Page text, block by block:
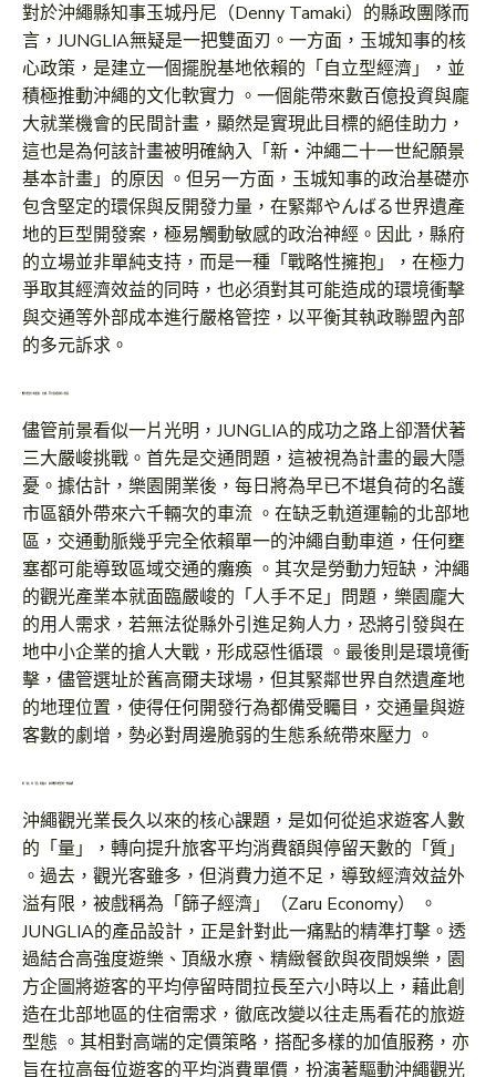
對於沖繩縣知事玉城丹尼（Denny Tamaki）的縣政團隊而
言，JUNGLIA無疑是一把雙面刃。一方面，玉城知事的核
心政策，是建立一個擺脫基地依賴的「自立型經濟」，並
積極推動沖繩的文化軟實力 。一個能帶來數百億投資與龐
大就業機會的民間計畫，顯然是實現此目標的絕佳助力，
這也是為何該計畫被明確納入「新・沖繩二十一世紀願景
基本計畫」的原因 。但另一方面，玉城知事的政治基礎亦
包含堅定的環保與反開發力量，在緊鄰やんばる世界遺產
地的巨型開發案，極易觸動敏感的政治神經。因此，縣府
的立場並非單純支持，而是一種「戰略性擁抱」，在極力
爭取其經濟效益的同時，也必須對其可能造成的環境衝擊
與交通等外部成本進行嚴格管控，以平衡其執政聯盟內部
的多元訴求。
觀光榮景下的陰影：交通、勞力與環境的三重奏
儘管前景看似一片光明，JUNGLIA的成功之路上卻潛伏著
三大嚴峻挑戰。首先是交通問題，這被視為計畫的最大隱
憂。據估計，樂園開業後，每日將為早已不堪負荷的名護
市區額外帶來六千輛次的車流 。在缺乏軌道運輸的北部地
區，交通動脈幾乎完全依賴單一的沖繩自動車道，任何壅
塞都可能導致區域交通的癱瘓 。其次是勞動力短缺，沖繩
的觀光產業本就面臨嚴峻的「人手不足」問題，樂園龐大
的用人需求，若無法從縣外引進足夠人力，恐將引發與在
地中小企業的搶人大戰，形成惡性循環 。最後則是環境衝
擊，儘管選址於舊高爾夫球場，但其緊鄰世界自然遺產地
的地理位置，使得任何開發行為都備受矚目，交通量與遊
客數的劇增，勢必對周邊脆弱的生態系統帶來壓力 。
從「量」到「質」的隘口：琉球觀光轉型的一劑猛藥
沖繩觀光業長久以來的核心課題，是如何從追求遊客人數
的「量」，轉向提升旅客平均消費額與停留天數的「質」
。過去，觀光客雖多，但消費力道不足，導致經濟效益外
溢有限，被戲稱為「篩子經濟」（Zaru Economy） 。
JUNGLIA的產品設計，正是針對此一痛點的精準打擊。透
過結合高強度遊樂、頂級水療、精緻餐飲與夜間娛樂，園
方企圖將遊客的平均停留時間拉長至六小時以上，藉此創
造在北部地區的住宿需求，徹底改變以往走馬看花的旅遊
型態 。其相對高端的定價策略，搭配多樣的加值服務，亦
旨在拉高每位遊客的平均消費單價，扮演著驅動沖繩觀光